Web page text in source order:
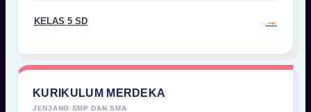
KELAS 5 SD
KURIKULUM MERDEKA